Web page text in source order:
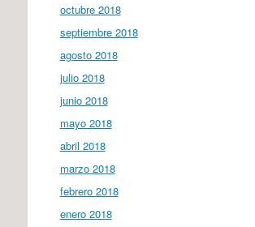
octubre 2018
septiembre 2018
agosto 2018
julio 2018
junio 2018
mayo 2018
abril 2018
marzo 2018
febrero 2018
enero 2018